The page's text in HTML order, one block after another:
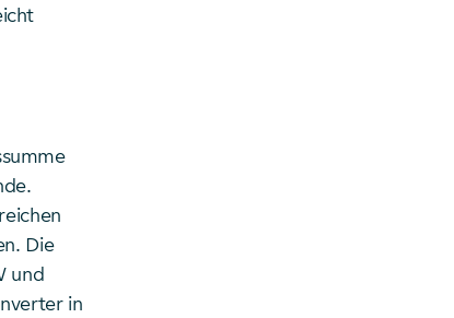
Die
und
in